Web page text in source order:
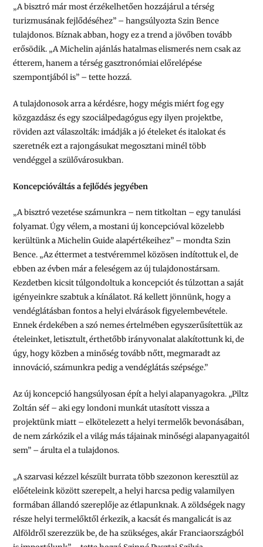
„A bisztró már most érzékelhetően hozzájárul a térség
turizmusának fejlődéséhez” – hangsúlyozta Szin Bence
tulajdonos. Bíznak abban, hogy ez a trend a jövőben tovább
erősödik. „A Michelin ajánlás hatalmas elismerés nem csak az
étterem, hanem a térség gasztronómiai előrelépése
szempontjából is” – tette hozzá.
A tulajdonosok arra a kérdésre, hogy mégis miért fog egy
közgazdász és egy szociálpedagógus egy ilyen projektbe,
röviden azt válaszolták: imádják a jó ételeket és italokat és
szeretnék ezt a rajongásukat megosztani minél több
vendéggel a szülővárosukban.
Koncepcióváltás a fejlődés jegyében
„A bisztró vezetése számunkra – nem titkoltan – egy tanulási
folyamat. Úgy vélem, a mostani új koncepcióval közelebb
kerültünk a Michelin Guide alapértékeihez” – mondta Szin
Bence. „Az éttermet a testvéremmel közösen indítottuk el, de
ebben az évben már a feleségem az új tulajdonostársam.
Kezdetben kicsit túlgondoltuk a koncepciót és túlzottan a saját
igényeinkre szabtuk a kínálatot. Rá kellett jönnünk, hogy a
vendéglátásban fontos a helyi elvárások figyelembevétele.
Ennek érdekében a szó nemes értelmében egyszerűsítettük az
ételeinket, letisztult, érthetőbb irányvonalat alakítottunk ki, de
úgy, hogy közben a minőség tovább nőtt, megmaradt az
innováció, számunkra pedig a vendéglátás szépsége.”
Az új koncepció hangsúlyosan épít a helyi alapanyagokra. „Piltz
Zoltán séf – aki egy londoni munkát utasított vissza a
projektünk miatt – elkötelezett a helyi termelők bevonásában,
de nem zárkózik el a világ más tájainak minőségi alapanyagaitól
sem” – árulta el a tulajdonos.
„A szarvasi kézzel készült burrata több szezonon keresztül az
előételeink között szerepelt, a helyi harcsa pedig valamilyen
formában állandó szereplője az étlapunknak. A zöldségek nagy
része helyi termelőktől érkezik, a kacsát és mangalicát is az
Alföldről szerezzük be, de ha szükséges, akár Franciaországból